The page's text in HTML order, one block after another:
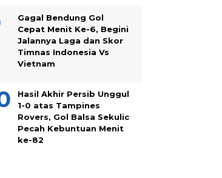
Gagal Bendung Gol
Cepat Menit Ke-6, Begini
Jalannya Laga dan Skor
Timnas Indonesia Vs
Vietnam
Hasil Akhir Persib Unggul
1-0 atas Tampines
Rovers, Gol Balsa Sekulic
Pecah Kebuntuan Menit
ke-82